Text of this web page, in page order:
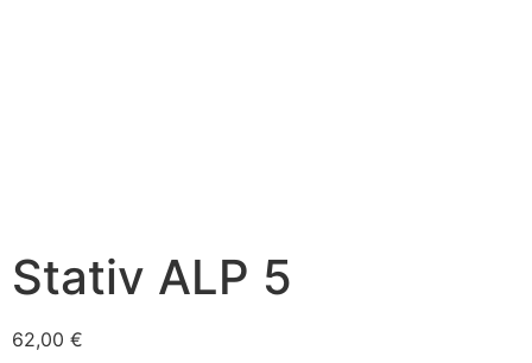
Stativ ALP 5
62,00 €